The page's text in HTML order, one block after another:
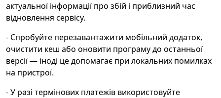
актуальної інформації про збій і приблизний час
відновлення сервісу.
- Спробуйте перезавантажити мобільний додаток,
очистити кеш або оновити програму до останньої
версії — іноді це допомагає при локальних помилках
на пристрої.
- У разі термінових платежів використовуйте